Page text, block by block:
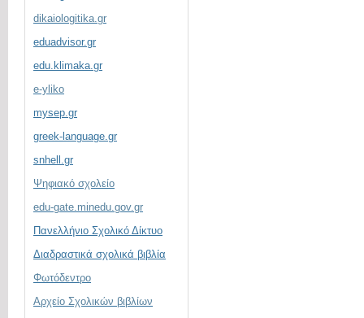
dikaiologitika.gr
eduadvisor.gr
edu.klimaka.gr
e-yliko
mysep.gr
greek-language.gr
snhell.gr
Ψηφιακό σχολείο
edu-gate.minedu.gov.gr
Πανελλήνιο Σχολικό Δίκτυο
Διαδραστικά σχολικά βιβλία
Φωτόδεντρο
Αρχείο Σχολικών βιβλίων